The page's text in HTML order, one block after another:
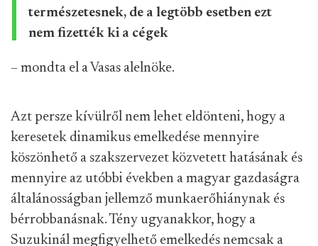
természetesnek, de a legtöbb esetben ezt
nem fizették ki a cégek
– mondta el a Vasas alelnöke.
Azt persze kívülről nem lehet eldönteni, hogy a
keresetek dinamikus emelkedése mennyire
köszönhető a szakszervezet közvetett hatásának és
mennyire az utóbbi években a magyar gazdaságra
általánosságban jellemző munkaerőhiánynak és
bérrobbanásnak. Tény ugyanakkor, hogy a
Suzukinál megfigyelhető emelkedés nemcsak a